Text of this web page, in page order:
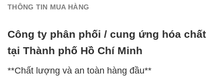
THÔNG TIN MUA HÀNG
Công ty phân phối / cung ứng hóa chất
tại Thành phố Hồ Chí Minh
**Chất lượng và an toàn hàng đầu**